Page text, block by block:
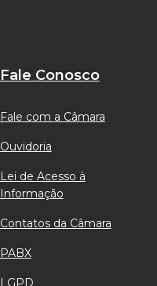
Fale Conosco
Fale com a Câmara
Ouvidoria
Lei de Acesso à
Informação
Contatos da Câmara
PABX
LGPD